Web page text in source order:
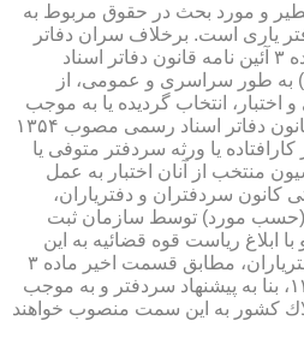
و مورد بحث در حقوق مربوط به
یاری است. برخلاف سران دفاتر
اسناد رسمی كه به موجب ماده ۳ آئین نامه قانون دفاتر اسناد
رسمی (اصلاحی ۲۷/۱۱/۱۳۶۰) به طور سراسری و عمومی، از
اختبار، انتخاب گردیده یا به موجب
اختیارات حاصله از ماده ۶۹ قانون دفاتر اسناد رسمی مصوب ۱۳۵۴
یا ورثه سردفتر متوفی یا
منتخب از آنان اختبار به عمل
كانون سردفتران و دفتریاران،
(حسب مورد) توسط سازمان ثبت
ابلاغ ریاست قوه قضائیه به این
سمت منصوب خواهند شد. دفتریاران، مطابق قسمت اخیر ماده ۳
قانون دفاتر اسناد رسمی ۱۳۵۴، بنا به پیشنهاد سردفتر و به موجب
كشور به این سمت منصوب خواهند